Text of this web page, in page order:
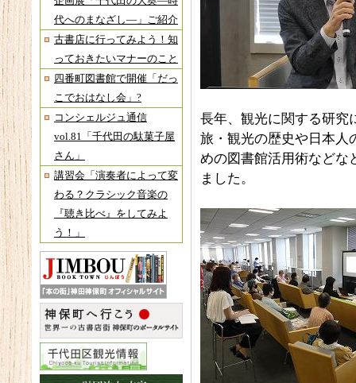
代へのまなざし―」ご紹介
古書店に行ってみよう！知
っておきたいマナーのこと
四番町図書館で開催「だっ
こでおはなし会」?
コンシェルジュ通信
vol.81「千代田の駄菓子屋
さん」
講習会「演奏者によって変
わる？クラシック音楽の
『聴き比べ』をしてみよ
う！」
長年、観光に関する研究
旅・観光の歴史や日本人
めの図書館活用術などな
ました。